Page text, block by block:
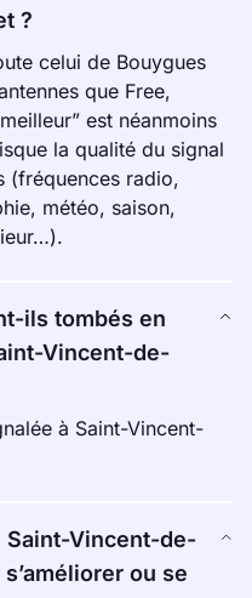
?
celui de Bouygues
que Free,
est néanmoins
la qualité du signal
(fréquences radio,
météo, saison,
ils tombés en
Vincent-de-
à Saint-Vincent-
Saint-Vincent-de-
ou se